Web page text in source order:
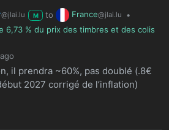
@jlai.lu M to France@jlai.lu
•
6,73 % du prix des timbres et des colis
il prendra ~60%, pas doublé (.8€
2027 corrigé de l’inflation)